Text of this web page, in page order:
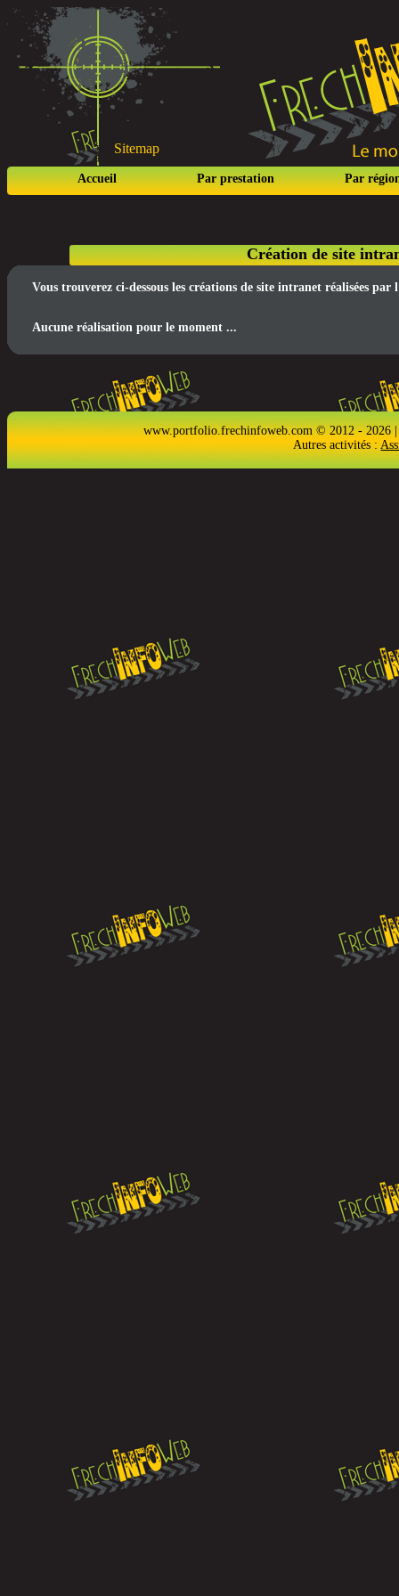
Sitemap
Accueil Par prestation Par
Création de site
Vous trouverez ci-dessous les créations de site intranet réalisées
Aucune réalisation pour le moment ...
www.portfolio.frechinfoweb.com © 2012 - 2026
Autres activités :